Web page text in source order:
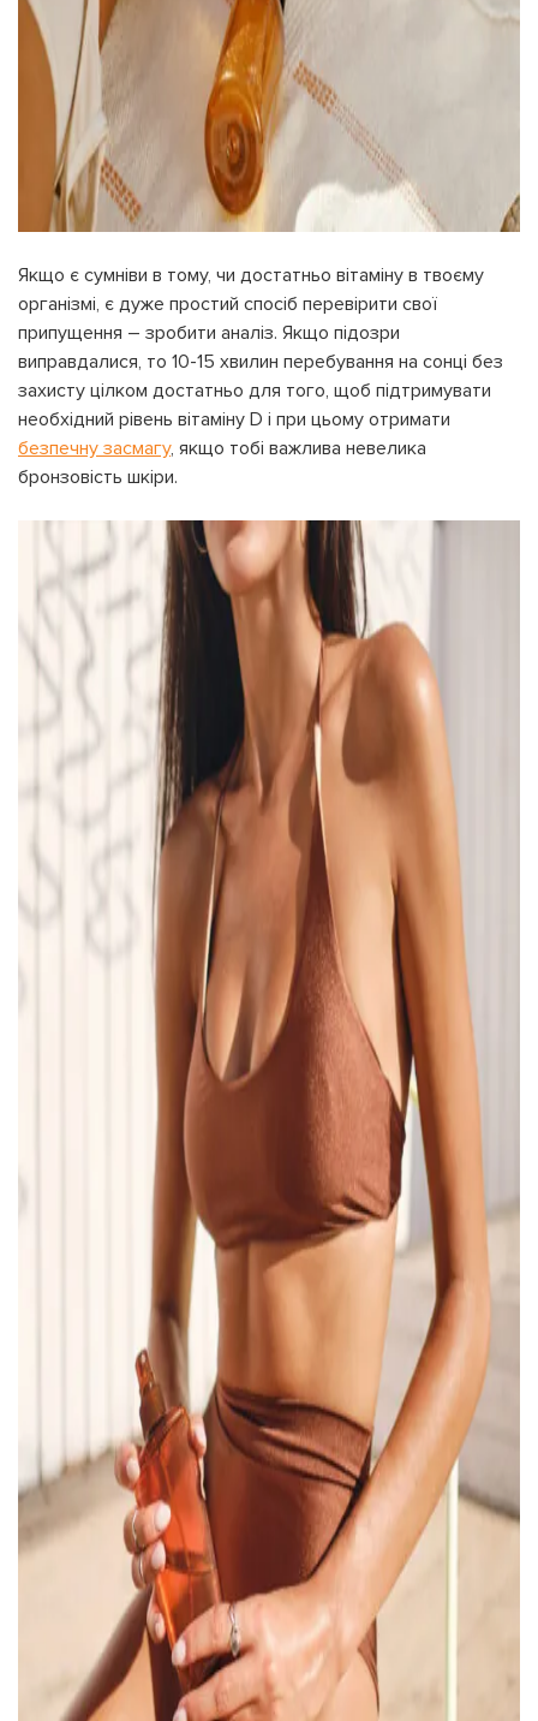
Якщо є сумніви в тому, чи достатньо вітаміну в твоєму
організмі, є дуже простий спосіб перевірити свої
припущення – зробити аналіз. Якщо підозри
виправдалися, то 10-15 хвилин перебування на сонці без
захисту цілком достатньо для того, щоб підтримувати
необхідний рівень вітаміну D і при цьому отримати
безпечну засмагу, якщо тобі важлива невелика
бронзовість шкіри.
ПОВЕРНУТИСЯ ДО БЛОГУ
УВІЙТИ ЗА ДОПОМОГОЮ
ПОВЕРНУТИСЯ